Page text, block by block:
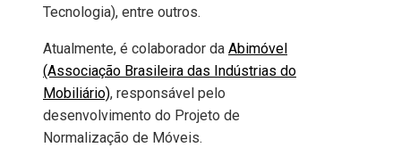
Tecnologia), entre outros.
Atualmente, é colaborador da Abimóvel
(Associação Brasileira das Indústrias do
Mobiliário), responsável pelo
desenvolvimento do Projeto de
Normalização de Móveis.